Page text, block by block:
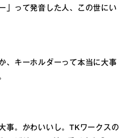
」って発音した人、この世にい
、キーホルダーって本当に大事
事。かわいいし。TKワークスの